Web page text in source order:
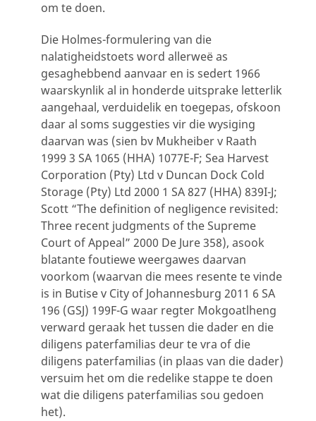
om te doen.
Die Holmes-formulering van die
nalatigheidstoets word allerweë as
gesaghebbend aanvaar en is sedert 1966
waarskynlik al in honderde uitsprake letterlik
aangehaal, verduidelik en toegepas, ofskoon
daar al soms suggesties vir die wysiging
daarvan was (sien bv Mukheiber v Raath
1999 3 SA 1065 (HHA) 1077E-F; Sea Harvest
Corporation (Pty) Ltd v Duncan Dock Cold
Storage (Pty) Ltd 2000 1 SA 827 (HHA) 839I-J;
Scott “The definition of negligence revisited:
Three recent judgments of the Supreme
Court of Appeal” 2000 De Jure 358), asook
blatante foutiewe weergawes daarvan
voorkom (waarvan die mees resente te vinde
is in Butise v City of Johannesburg 2011 6 SA
196 (GSJ) 199F-G waar regter Mokgoatlheng
verward geraak het tussen die dader en die
diligens paterfamilias deur te vra of die
diligens paterfamilias (in plaas van die dader)
versuim het om die redelike stappe te doen
wat die diligens paterfamilias sou gedoen
het).